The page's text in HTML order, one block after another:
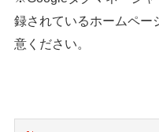
録されているホームペー
意ください。